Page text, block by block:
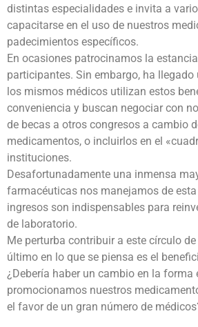
distintas especialidades e invita a
capacitarse en el uso de nuestros
padecimientos específicos.
En ocasiones patrocinamos la
participantes. Sin embargo, ha llegado
los mismos médicos utilizan estos
conveniencia y buscan negociar con
de becas a otros congresos a cambio
medicamentos, o incluirlos en el
instituciones.
Desafortunadamente una inmensa
farmacéuticas nos manejamos de
ingresos son indispensables para
de laboratorio.
Me perturba contribuir a este círculo
último en lo que se piensa es el
¿Debería haber un cambio en la forma
promocionamos nuestros
el favor de un gran número de